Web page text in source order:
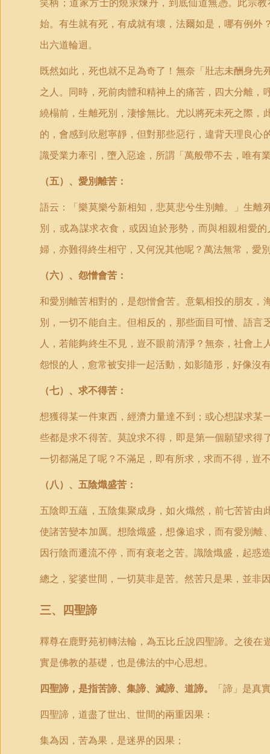
始。有生就有死，有成就有壞，法爾如是，哪有例
出六道輪迴。
既然如此，死也就不足為奇了！無奈「壯志未酬身
之人。同時，死前肉體和精神上的痛苦，四大分離
繞榻前，生離死別，淒慘無比。尤以將死未死之際
的，會感到欣慰寧靜，但對那些惡行，違背天理良
識受業力牽引，墮入惡途，所謂「萬般帶不去，唯有
（五）、愛別離苦：
語云：「樂莫樂兮新相知，悲莫悲兮生別離。」生
別，或為謀求衣食，或因迫於形勢，而與相親相愛
婦，亦難得終生相守，又何況其他呢？萬法無常，愛
（六）、怨憎會苦：
和愛別離苦相對的，是怨憎會苦。意氣相投的朋友
別，一切不能自主。但相反的，那些面目可憎、語
人，若能夠終生不見，豈不眼前清淨？無奈，社會
怨恨的人，愈常被安排一起活動，如影隨形，好像沒
（七）、求不得苦：
想獲得某一件東西，經濟力量達不到；或心想謀求
些都是求不得苦。莫說求不得，即是第一個願望求
一切都滿足了呢？不滿足，即有所求，求而不得，豈
（八）、五陰熾盛苦：
五陰即五蘊，五陰集聚成身，如火熾然，前七苦皆
使諸苦變本加厲。想陰熾盛，想像追求，而有愛別
因行陰而遷流不停，而有衰老之苦。識陰熾盛，起惑
總之，娑婆世間，一切莫非是苦。然苦只是果，並非
三、四聖諦
釋尊在鹿野苑初轉法輪，為五比丘說四聖諦。之後
實是佛教的基礎，也是佛法的中心思想。
四聖諦，是指苦諦、集諦、滅諦、道諦。
「諦」是真
四聖諦，道盡了世出、世間的兩重因果：
集為因，苦為果，是迷界的因果；